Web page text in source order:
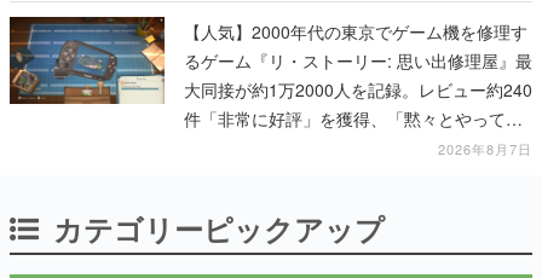
【人気】2000年代の東京でゲーム機を修理す
るゲーム『リ・ストーリー: 思い出修理屋』最
大同接が約1万2000人を記録。レビュー約240
件「非常に好評」を獲得、「黙々とやってし
2026年8月7日
カテゴリーピックアップ